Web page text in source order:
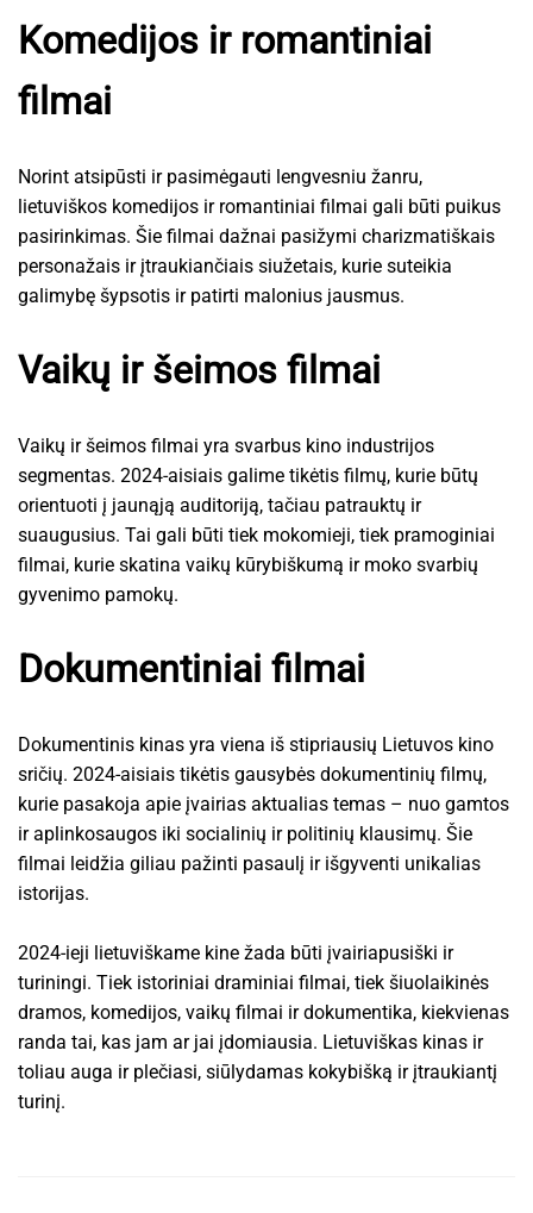
Komedijos ir romantiniai
filmai
Norint atsipūsti ir pasimėgauti lengvesniu žanru,
lietuviškos komedijos ir romantiniai filmai gali būti puikus
pasirinkimas. Šie filmai dažnai pasižymi charizmatiškais
personažais ir įtraukiančiais siužetais, kurie suteikia
galimybę šypsotis ir patirti malonius jausmus.
Vaikų ir šeimos filmai
Vaikų ir šeimos filmai yra svarbus kino industrijos
segmentas. 2024-aisiais galime tikėtis filmų, kurie būtų
orientuoti į jaunąją auditoriją, tačiau patrauktų ir
suaugusius. Tai gali būti tiek mokomieji, tiek pramoginiai
filmai, kurie skatina vaikų kūrybiškumą ir moko svarbių
gyvenimo pamokų.
Dokumentiniai filmai
Dokumentinis kinas yra viena iš stipriausių Lietuvos kino
sričių. 2024-aisiais tikėtis gausybės dokumentinių filmų,
kurie pasakoja apie įvairias aktualias temas – nuo gamtos
ir aplinkosaugos iki socialinių ir politinių klausimų. Šie
filmai leidžia giliau pažinti pasaulį ir išgyventi unikalias
istorijas.
2024-ieji lietuviškame kine žada būti įvairiapusiški ir
turiningi. Tiek istoriniai draminiai filmai, tiek šiuolaikinės
dramos, komedijos, vaikų filmai ir dokumentika, kiekvienas
randa tai, kas jam ar jai įdomiausia. Lietuviškas kinas ir
toliau auga ir plečiasi, siūlydamas kokybišką ir įtraukiantį
turinį.